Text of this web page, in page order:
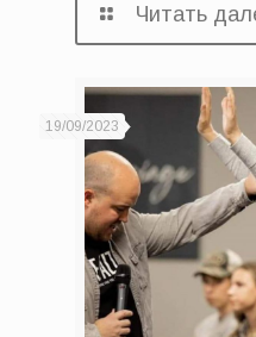
Читать
19/09/2023